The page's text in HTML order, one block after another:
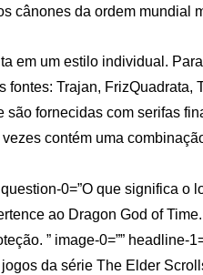
cânones da ordem mundial
em um estilo individual.
Trajan, FrizQuadrata,
são fornecidas com serifas
contém uma
0=”O que significa
ao Dragon God of
” image-0=”” headline-
da série The Elder